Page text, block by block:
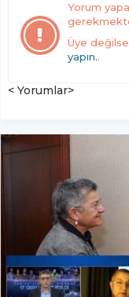
Yorum
Üye
yapın..
< Yorumlar>